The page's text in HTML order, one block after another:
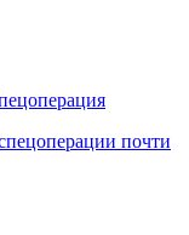
почти